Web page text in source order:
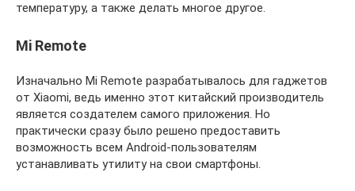
температуру, а также делать многое другое.
Mi Remote
Изначально Mi Remote разрабатывалось для гаджетов
от Xiaomi, ведь именно этот китайский производитель
является создателем самого приложения. Но
практически сразу было решено предоставить
возможность всем Android-пользователям
устанавливать утилиту на свои смартфоны.